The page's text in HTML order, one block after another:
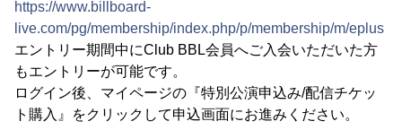
https://www.billboard-
live.com/pg/membership/index.php/p/membership/m/eplus
エントリー期間中にClub BBL会員へご入会いただいた方
もエントリーが可能です。
ログイン後、マイページの『特別公演申込み/配信チケッ
ト購入』をクリックして申込画面にお進みください。